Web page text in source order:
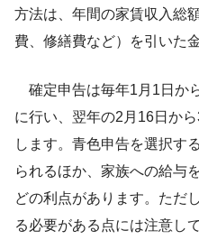
方法は、年間の家賃収入総
費、修繕費など）を引いた
確定申告は毎年1月1日か
に行い、翌年の2月16日か
します。青色申告を選択す
られるほか、家族への給与
どの利点があります。ただ
る必要がある点には注意し